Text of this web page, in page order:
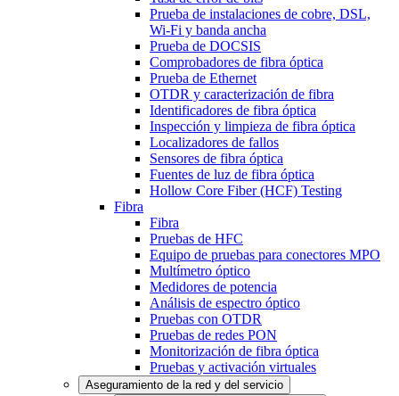
Prueba de instalaciones de cobre, DSL,
Wi-Fi y banda ancha
Prueba de DOCSIS
Comprobadores de fibra óptica
Prueba de Ethernet
OTDR y caracterización de fibra
Identificadores de fibra óptica
Inspección y limpieza de fibra óptica
Localizadores de fallos
Sensores de fibra óptica
Fuentes de luz de fibra óptica
Hollow Core Fiber (HCF) Testing
Fibra
Fibra
Pruebas de HFC
Equipo de pruebas para conectores MPO
Multímetro óptico
Medidores de potencia
Análisis de espectro óptico
Pruebas con OTDR
Pruebas de redes PON
Monitorización de fibra óptica
Pruebas y activación virtuales
Aseguramiento de la red y del servicio